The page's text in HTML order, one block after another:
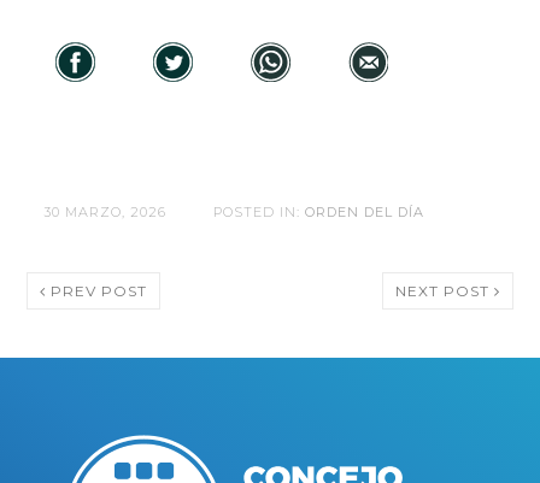
30 MARZO, 2026 POSTED IN:ORDEN DEL DÍA
PREV POST NEXT POST